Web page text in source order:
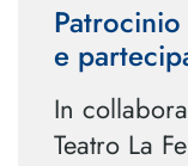
Patrocinio
e
In
Teatro La